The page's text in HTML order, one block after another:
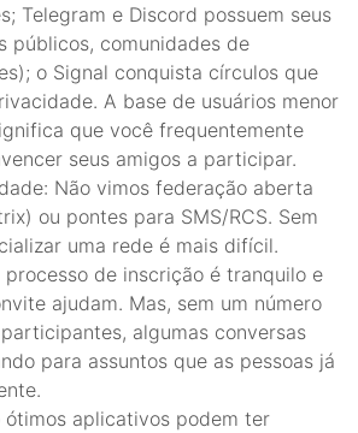
Telegram e Discord possuem seus
públicos, comunidades de
o Signal conquista círculos que
A base de usuários menor
que você frequentemente
seus amigos a participar.
Não vimos federação aberta
ou pontes para SMS/RCS. Sem
uma rede é mais difícil.
processo de inscrição é tranquilo e
ajudam. Mas, sem um número
algumas conversas
para assuntos que as pessoas já
ótimos aplicativos podem ter